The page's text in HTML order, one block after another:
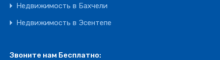
Недвижимость в Бахчели
Недвижимость в Эсентепе
Звоните нам Бесплатно: